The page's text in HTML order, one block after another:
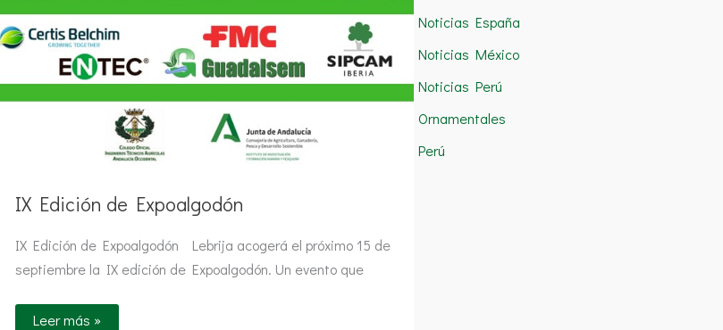
IX Edición de Expoalgodón
IX Edición de Expoalgodón Lebrija acogerá el próximo 15 de
septiembre la IX edición de Expoalgodón. Un evento que
Leer más »
Noticias España
Noticias México
Noticias Perú
Ornamentales
Perú